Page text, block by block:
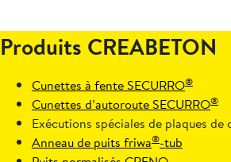
Produits CREABETON
Cunettes à fente SECURRO®
Cunettes d’autoroute SECURRO®
Exécutions spéciales de plaques de
Anneau de puits friwa®-tub